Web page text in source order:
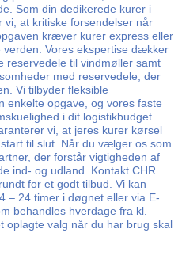
Som din dedikerede kurer i
vi, at kritiske forsendelser når
kræver kurer express eller
Vores ekspertise dækker
reservedele til vindmøller samt
med reservedele, der
Vi tilbyder fleksible
enkelte opgave, og vores faste
i dit logistikbudget.
vi, at jeres kurer kørsel
til slut. Når du vælger os som
der forstår vigtigheden af
ind- og udland. Kontakt CHR
for et godt tilbud. Vi kan
– 24 timer i døgnet eller via E-
behandles hverdage fra kl.
oplagte valg når du har brug skal